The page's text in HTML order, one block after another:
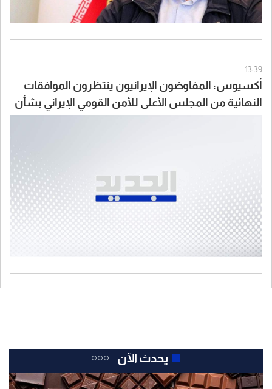
13:39
أكسيوس: المفاوضون الإيرانيون ينتظرون الموافقات
النهائية من المجلس الأعلى للأمن القومي الإيراني بشأن
يحدث الآن